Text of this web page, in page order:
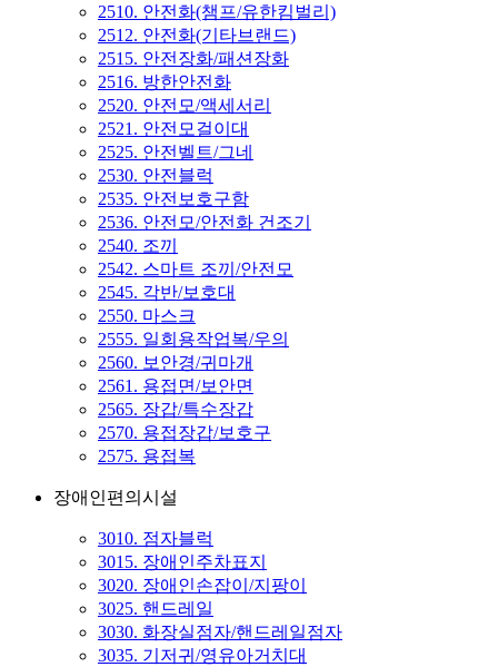
2510. 안전화(챔프/유한킴벌리)
2512. 안전화(기타브랜드)
2515. 안전장화/패션장화
2516. 방한안전화
2520. 안전모/액세서리
2521. 안전모걸이대
2525. 안전벨트/그네
2530. 안전블럭
2535. 안전보호구함
2536. 안전모/안전화 건조기
2540. 조끼
2542. 스마트 조끼/안전모
2545. 각반/보호대
2550. 마스크
2555. 일회용작업복/우의
2560. 보안경/귀마개
2561. 용접면/보안면
2565. 장갑/특수장갑
2570. 용접장갑/보호구
2575. 용접복
장애인편의시설
3010. 점자블럭
3015. 장애인주차표지
3020. 장애인손잡이/지팡이
3025. 핸드레일
3030. 화장실점자/핸드레일점자
3035. 기저귀/영유아거치대